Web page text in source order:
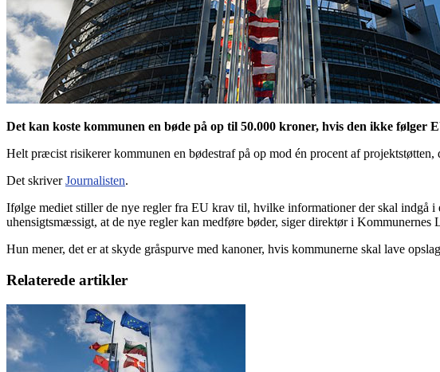
Det kan koste kommunen en bøde på op til 50.000 kroner, hvis den ikke følger
Helt præcist risikerer kommunen en bødestraf på op mod én procent af
Det skriverJournalisten.
Ifølge mediet stiller de nye regler fra EU krav til, hvilke informationer der skal indgå
uhensigtsmæssigt, at de nye regler kan medføre bøder, siger direktør i Kommunernes
Hun mener, det er at skyde gråspurve med kanoner, hvis kommunerne skal lave
Relaterede artikler